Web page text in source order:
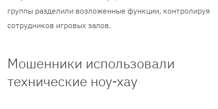
группы разделили возложенные функции, контролируя
сотрудников игровых залов.
Мошенники использовали
технические ноу-хау